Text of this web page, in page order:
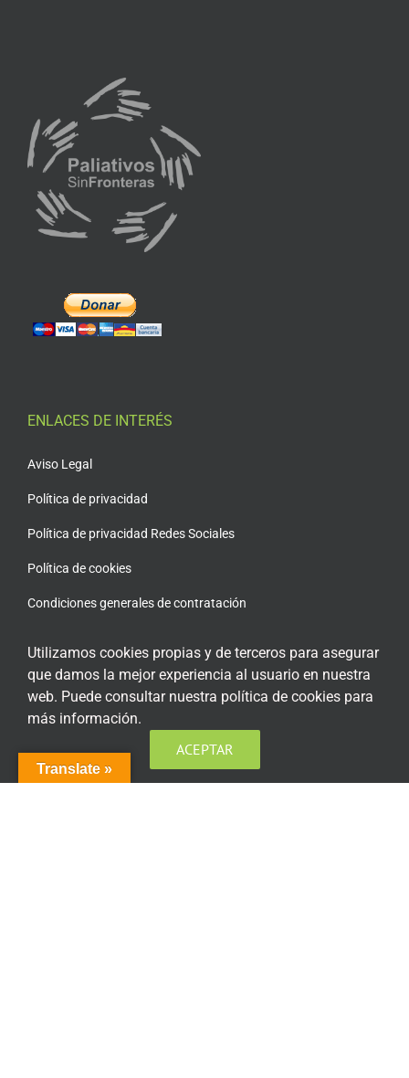
ENLACES DE INTERÉS
Aviso Legal
Política de privacidad
Política de privacidad Redes Sociales
Política de cookies
Condiciones generales de contratación
Translate »
Utilizamos cookies propias y de terceros para asegurar
que damos la mejor experiencia al usuario en nuestra
web. Puede consultar nuestra política de cookies para
más información.
ACEPTAR